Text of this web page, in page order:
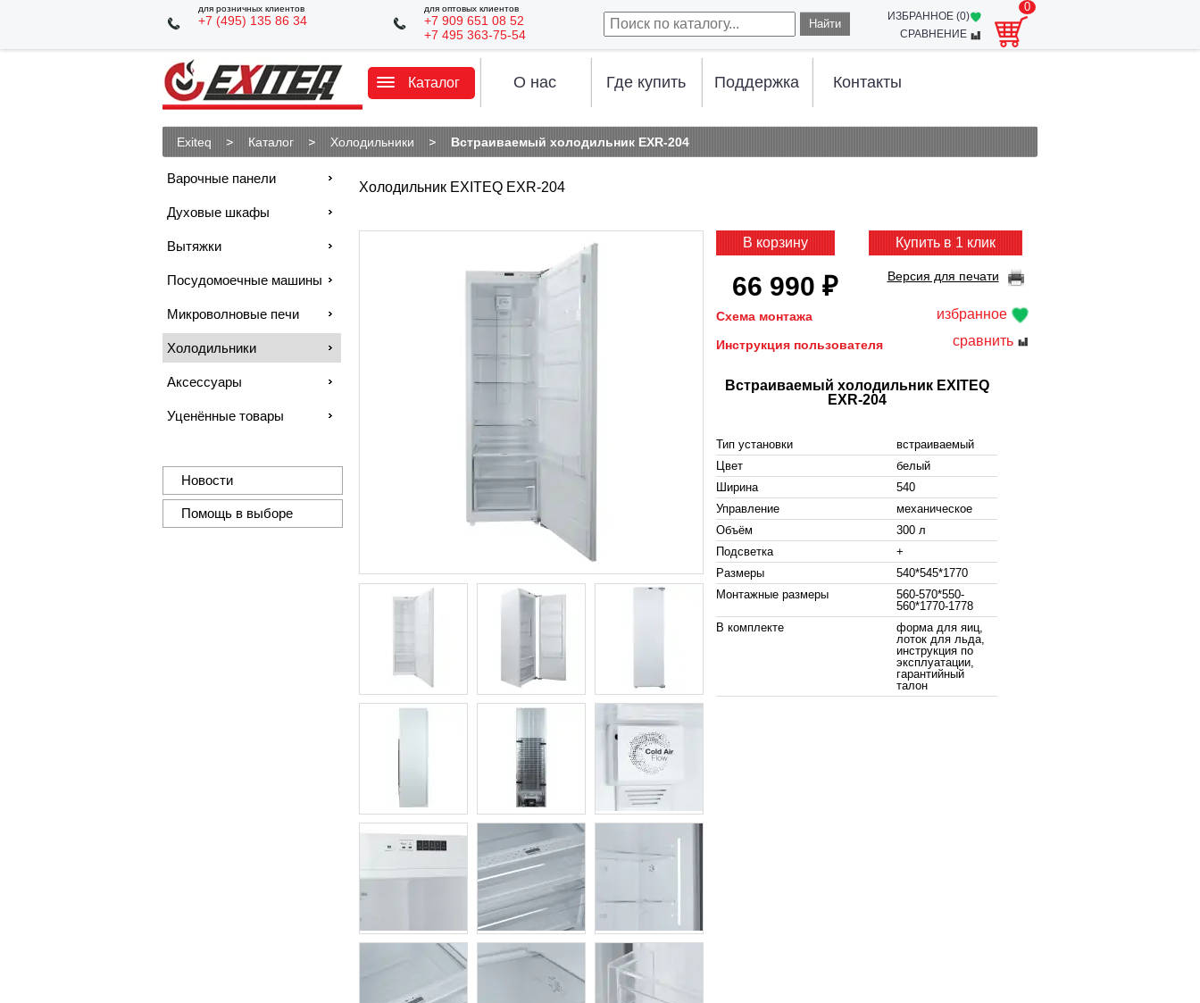
для розничных клиентов
+7 (495) 135 86 34
для оптовых клиентов
+7 909 651 08 52
+7 495 363-75-54
Найти
ИЗБРАННОЕ (0)
СРАВНЕНИЕ
0
Каталог О нас Где купить Поддержка Контакты
Exiteq Каталог Холодильники Встраиваемый холодильник EXR-204
Варочные панели
Духовые шкафы
Вытяжки
Посудомоечные машины
Микроволновые печи
Холодильники
Аксессуары
Уценённые товары
Новости
Помощь в выборе
Холодильник EXITEQ EXR-204
избранное
сравнить
В корзину
66 990 ₽
Купить в 1 клик
Версия для печати
Схема монтажа
Инструкция пользователя
Встраиваемый холодильник EXITEQ
EXR-204
Тип установки
встраиваемый
Цвет
белый
Ширина
540
Управление
механическое
Объём
300 л
Подсветка
+
Размеры
540*545*1770
Монтажные размеры
560-570*550-
560*1770-1778
В комплекте
форма для яиц,
лоток для льда,
инструкция по
эксплуатации,
гарантийный
талон